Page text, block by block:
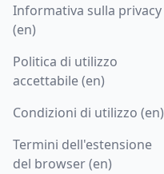
Informativa sulla privacy
(en)
Politica di utilizzo
accettabile (en)
Condizioni di utilizzo (en)
Termini dell'estensione
del browser (en)